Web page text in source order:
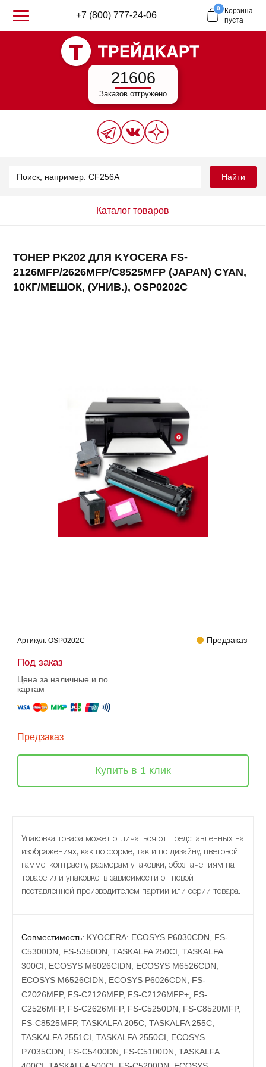
+7 (800) 777-24-06
0
Корзина
пуста
21606
Заказов отгружено
Найти
Каталог товаров
ТОНЕР PK202 ДЛЯ KYOCERA FS-
2126MFP/2626MFP/C8525MFP (JAPAN) CYAN,
10КГ/МЕШОК, (УНИВ.), OSP0202C
Артикул:OSP0202C Предзаказ
Под заказ
Цена за наличные и по
картам
Предзаказ
Купить в 1 клик
Упаковка товара может отличаться от представленных на
изображениях, как по форме, так и по дизайну, цветовой
гамме, контрасту, размерам упаковки, обозначениям на
товаре или упаковке, в зависимости от новой
поставленной производителем партии или серии товара.
Совместимость: KYOCERA: ECOSYS P6030CDN, FS-
C5300DN, FS-5350DN, TASKALFA 250CI, TASKALFA
300CI, ECOSYS M6026CIDN, ECOSYS M6526CDN,
ECOSYS M6526CIDN, ECOSYS P6026CDN, FS-
C2026MFP, FS-C2126MFP, FS-C2126MFP+, FS-
C2526MFP, FS-C2626MFP, FS-C5250DN, FS-C8520MFP,
FS-C8525MFP, TASKALFA 205C, TASKALFA 255C,
TASKALFA 2551CI, TASKALFA 2550CI, ECOSYS
P7035CDN, FS-C5400DN, FS-C5100DN, TASKALFA